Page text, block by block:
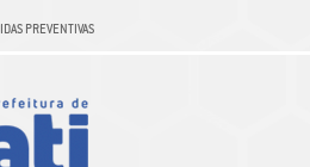
PREVENTIVAS